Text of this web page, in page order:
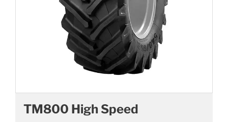
TM800 High Speed